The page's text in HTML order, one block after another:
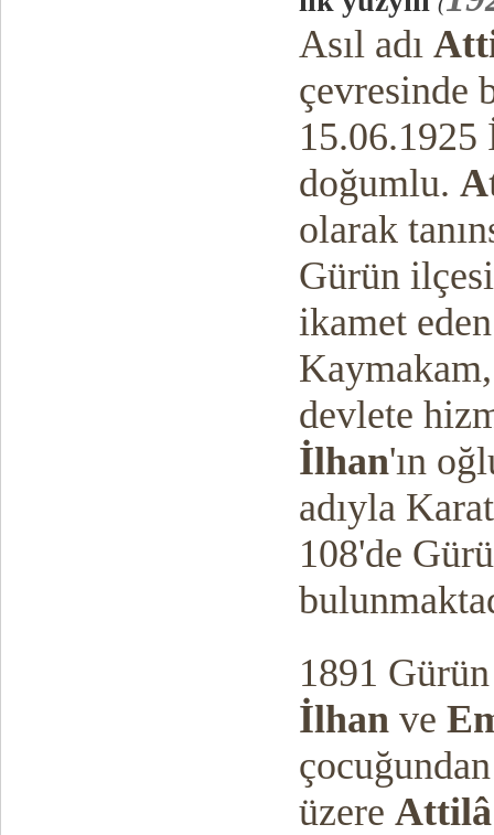
Asıl adı
çevresinde
doğumlu.
olarak
Gürün
ikamet
devlete
İlhan'ın
adıyla
108'de
1891
İlhan ve
üzere